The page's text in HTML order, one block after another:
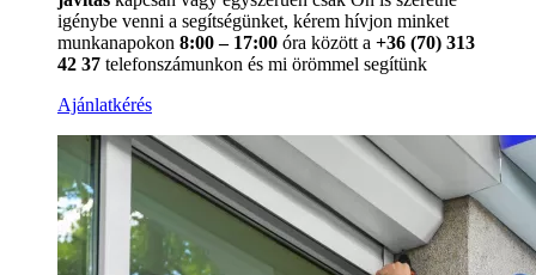
igénybe venni a segítségünket, kérem hívjon minket
munkanapokon 8:00 – 17:00 óra között a +36 (70) 313
42 37 telefonszámunkon és mi örömmel segítünk
Ajánlatkérés